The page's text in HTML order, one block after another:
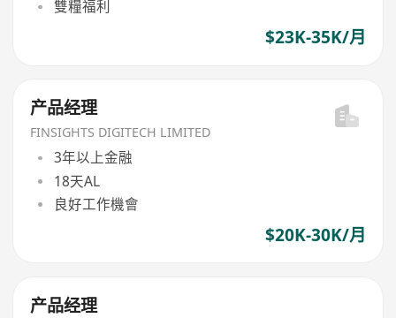
雙糧福利
$23K-35K/月
产品经理
FINSIGHTS DIGITECH LIMITED
3年以上金融
18天AL
良好工作機會
$20K-30K/月
产品经理